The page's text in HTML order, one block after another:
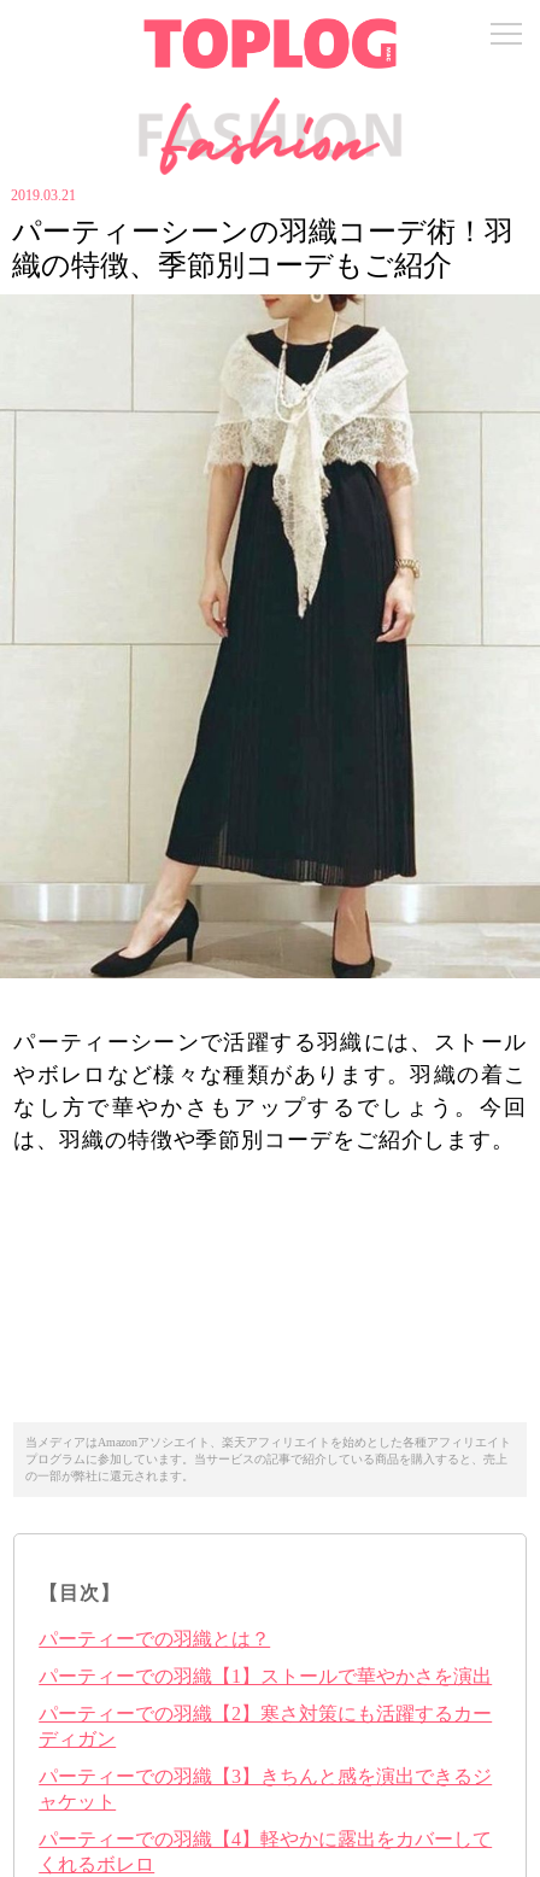
2019.03.21
パーティーシーンの羽織コーデ術！羽
織の特徴、季節別コーデもご紹介
パーティーシーンで活躍する羽織には、ストール
やボレロなど様々な種類があります。羽織の着こ
なし方で華やかさもアップするでしょう。今回
は、羽織の特徴や季節別コーデをご紹介します。
当メディアはAmazonアソシエイト、楽天アフィリエイトを始めとした各種アフィリエイト
プログラムに参加しています。当サービスの記事で紹介している商品を購入すると、売上
の一部が弊社に還元されます。
【目次】
パーティーでの羽織とは？
パーティーでの羽織【1】ストールで華やかさを演出
パーティーでの羽織【2】寒さ対策にも活躍するカー
ディガン
パーティーでの羽織【3】きちんと感を演出できるジ
ャケット
パーティーでの羽織【4】軽やかに露出をカバーして
くれるボレロ